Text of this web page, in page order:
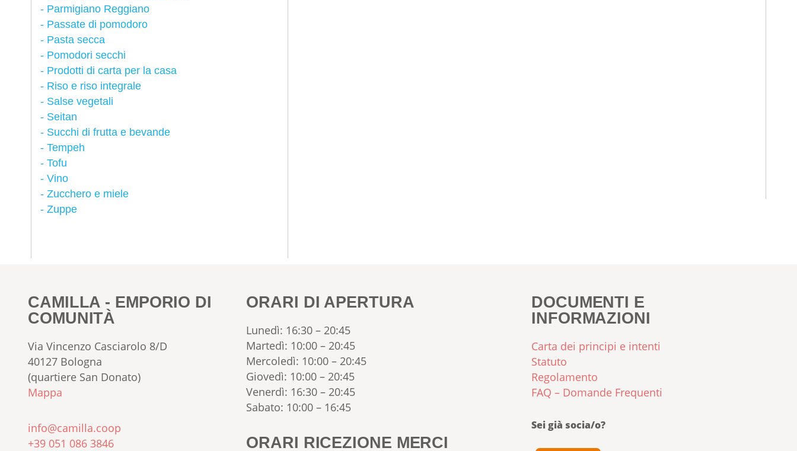
Parmigiano Reggiano
Passate di pomodoro
Pasta secca
Pomodori secchi
Prodotti di carta per la casa
Riso e riso integrale
Salse vegetali
Seitan
Succhi di frutta e bevande
Tempeh
Tofu
Vino
Zucchero e miele
Zuppe
CAMILLA - EMPORIO DI
COMUNITÀ
Via Vincenzo Casciarolo 8/D
40127 Bologna
(quartiere San Donato)
Mappa
info@camilla.coop
+39 051 086 3846
ORARI DI APERTURA
Lunedì: 16:30 – 20:45
Martedì: 10:00 – 20:45
Mercoledì: 10:00 – 20:45
Giovedì: 10:00 – 20:45
Venerdì: 16:30 – 20:45
Sabato: 10:00 – 16:45
ORARI RICEZIONE MERCI
DOCUMENTI E
INFORMAZIONI
Carta dei principi e intenti
Statuto
Regolamento
FAQ – Domande Frequenti
Sei già socia/o?